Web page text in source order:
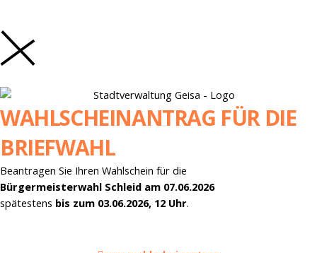
WAHLSCHEINANTRAG FÜR DIE
BRIEFWAHL
Beantragen Sie Ihren Wahlschein für die
Bürgermeisterwahl Schleid am 07.06.2026
spätestens bis zum 03.06.2026, 12 Uhr.